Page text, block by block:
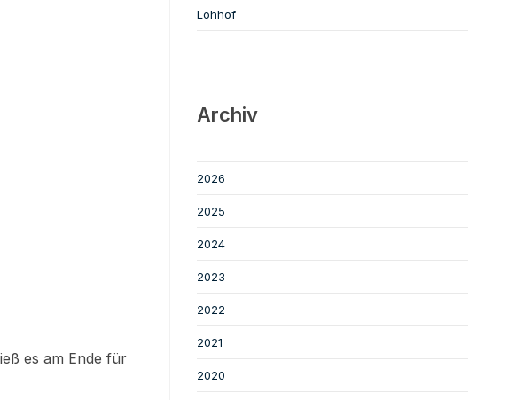
es am Ende für
Lohhof
Archiv
2026
2025
2024
2023
2022
2021
2020